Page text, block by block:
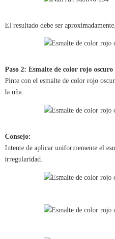
El resultado debe ser aproximadamente.
Paso 2: Esmalte de color rojo oscuro
Pinte con el esmalte de color rojo
la uña.
Consejo:
Intente de aplicar uniformemente el
irregularidad.